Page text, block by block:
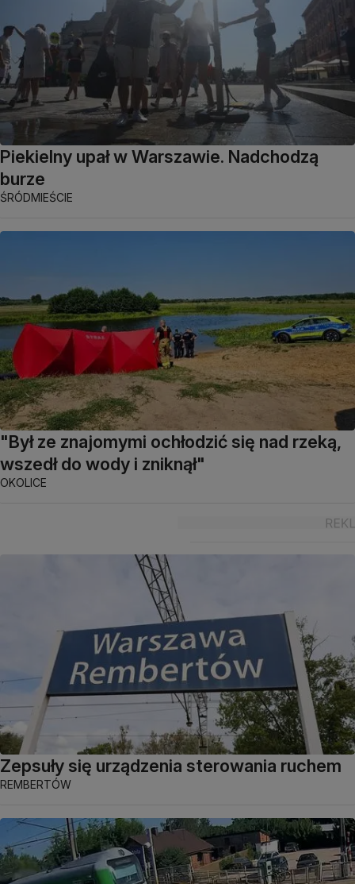
Piekielny upał w Warszawie. Nadchodzą
burze
ŚRÓDMIEŚCIE
"Był ze znajomymi ochłodzić się nad rzeką,
wszedł do wody i zniknął"
OKOLICE
Zepsuły się urządzenia sterowania ruchem
REMBERTÓW